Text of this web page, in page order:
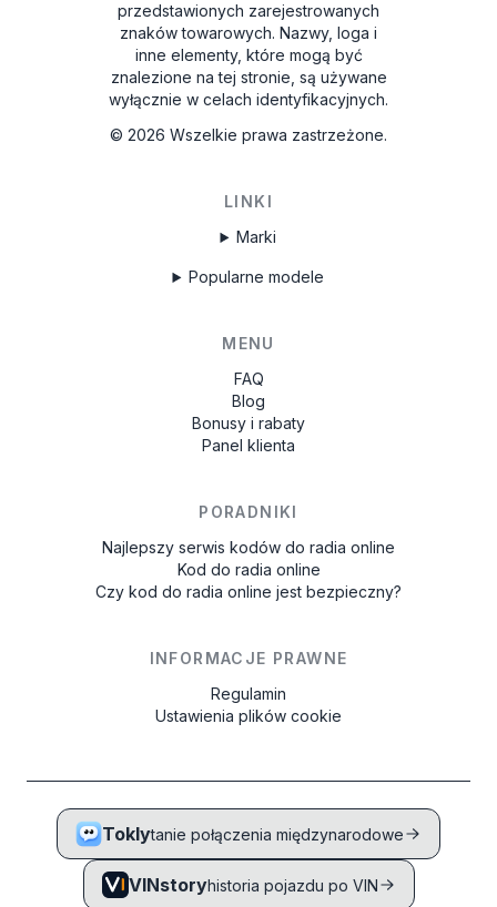
przedstawionych zarejestrowanych
znaków towarowych. Nazwy, loga i
inne elementy, które mogą być
znalezione na tej stronie, są używane
wyłącznie w celach identyfikacyjnych.
© 2026 Wszelkie prawa zastrzeżone.
LINKI
Marki
Popularne modele
MENU
FAQ
Blog
Bonusy i rabaty
Panel klienta
PORADNIKI
Najlepszy serwis kodów do radia online
Kod do radia online
Czy kod do radia online jest bezpieczny?
INFORMACJE PRAWNE
Regulamin
Ustawienia plików cookie
Toklytanie połączenia międzynarodowe
VINstoryhistoria pojazdu po VIN